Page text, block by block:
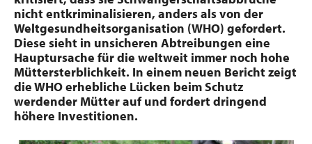
nicht entkriminalisieren, anders als von der
Weltgesundheitsorganisation (WHO) gefordert.
Diese sieht in unsicheren Abtreibungen eine
Hauptursache für die weltweit immer noch hohe
Müttersterblichkeit. In einem neuen Bericht zeigt
die WHO erhebliche Lücken beim Schutz
werdender Mütter auf und fordert dringend
höhere Investitionen.